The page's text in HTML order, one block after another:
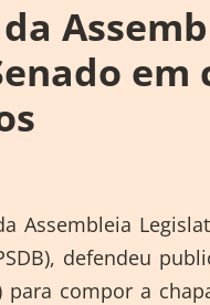
Assembleia
defendeu
para compor a